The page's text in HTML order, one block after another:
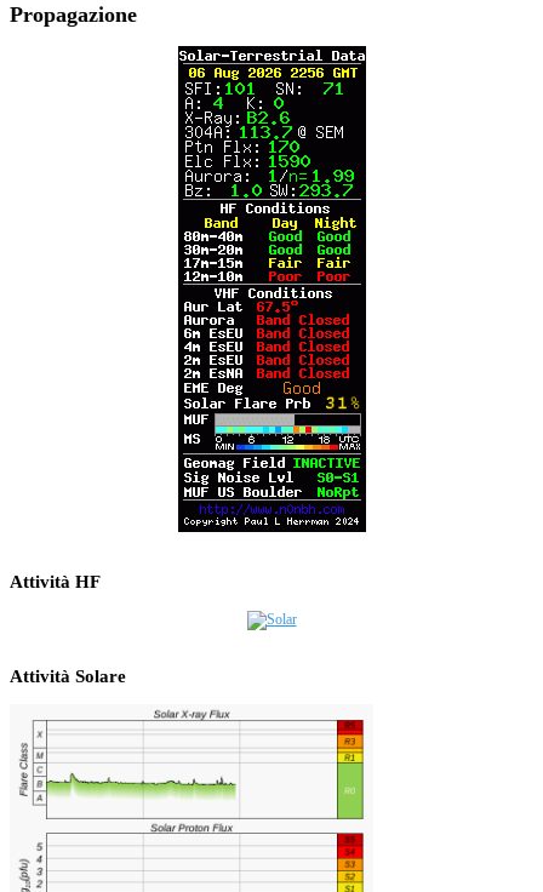
Propagazione
Attività HF
Attività Solare